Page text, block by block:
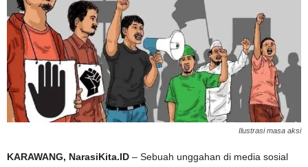
Ilustrasi masa aksi
KARAWANG, NarasiKita.ID – Sebuah unggahan di media sosial